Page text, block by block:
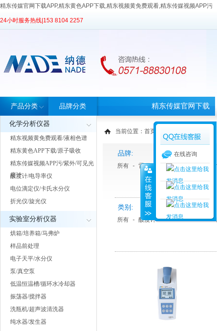
精东传媒官网下载APP,精东黄色APP下载,精东视频黄免费观看,精东传媒视频APP污
24小时服务热线| 153 8104 2257
产品分类
化学分析仪器
精东视频黄免费观看/液相色谱
精东黄色APP下载/原子吸收
精东传媒视频APP污/紫外/可见光
度计
酸度计/电导率仪
电位滴定仪/卡氏水分仪
折光仪/旋光仪
实验室分析仪器
烘箱/培养箱/马弗炉
样品前处理
电子天平/水分仪
泵/真空泵
低温恒温槽/循环水冷却器
振荡器/搅拌器
洗瓶机/超声波清洗器
纯水器/发生器
品牌分类 精东传媒官网下载
APP首页
当前位置： 首页
品牌:
所有 - 雷磁 - ATAGO 爱拓 -
类别:
所有 - 酸度计 - 电导率仪 - 离子
在线咨询